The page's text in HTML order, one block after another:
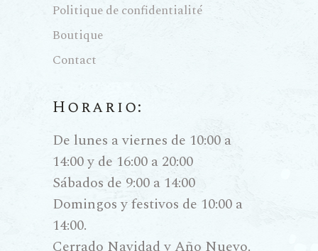
Politique de confidentialité
Boutique
Contact
Horario:
De lunes a viernes de 10:00 a
14:00 y de 16:00 a 20:00
Sábados de 9:00 a 14:00
Domingos y festivos de 10:00 a
14:00.